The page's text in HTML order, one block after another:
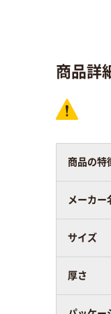
商品詳
商品の特
メーカー
サイズ
厚さ